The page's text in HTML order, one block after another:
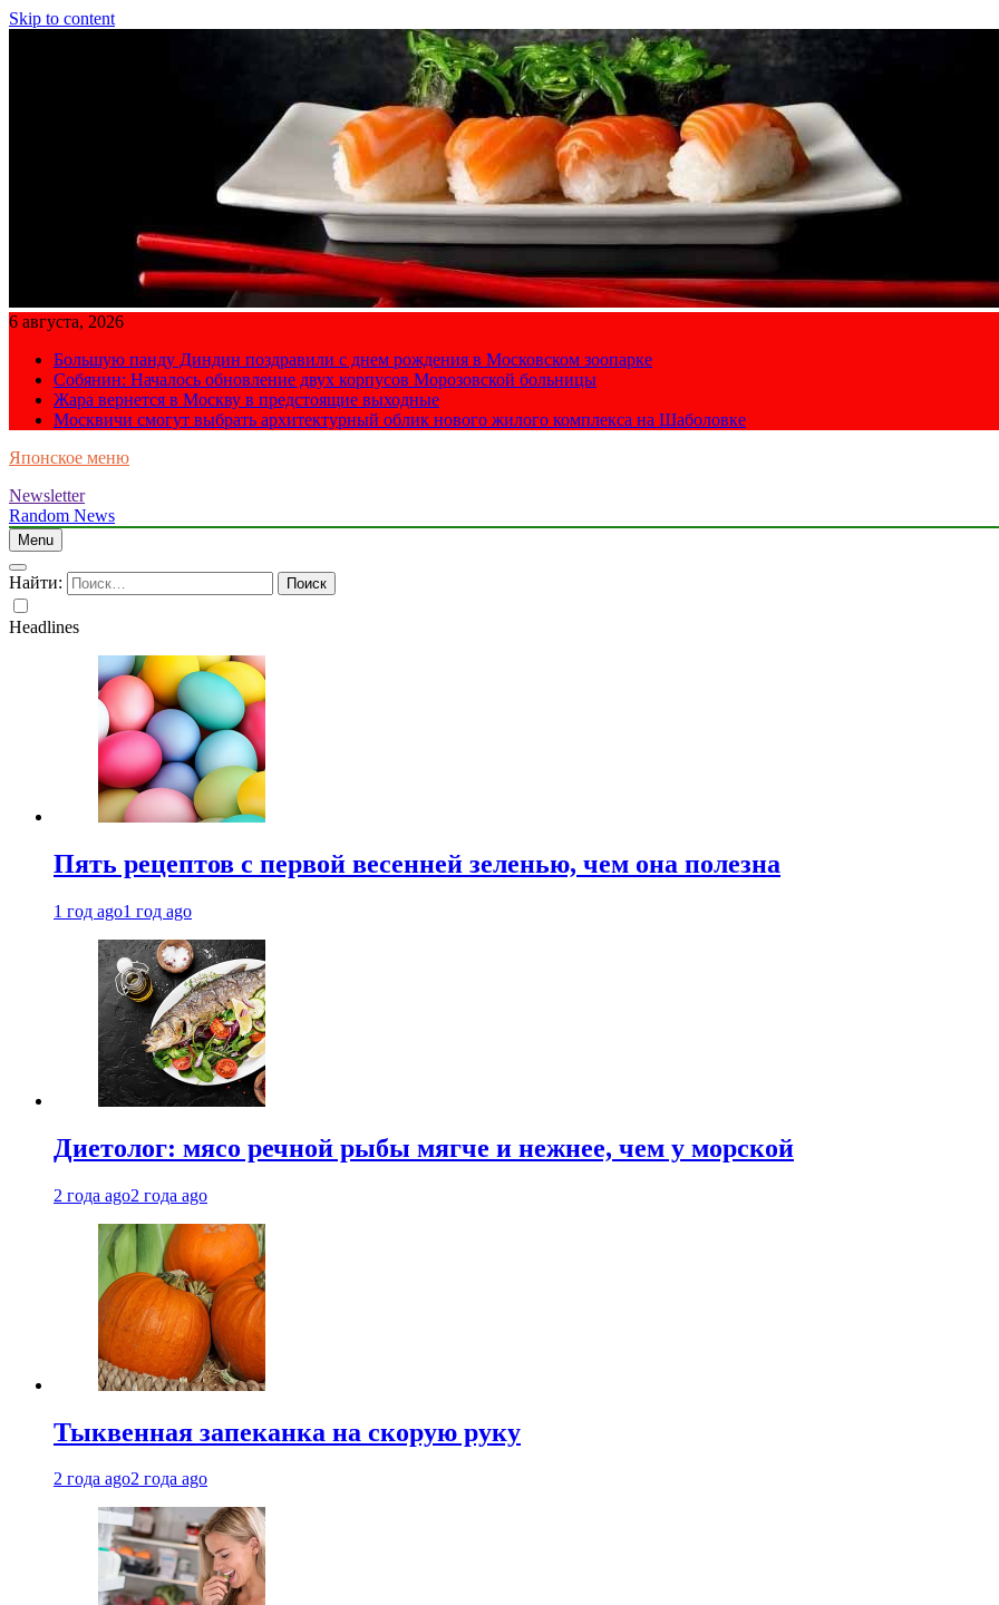
Skip to content
6 августа, 2026
Большую панду Диндин поздравили с днем рождения в Московском зоопарке
Собянин: Началось обновление двух корпусов Морозовской больницы
Жара вернется в Москву в предстоящие выходные
Москвичи смогут выбрать архитектурный облик нового жилого комплекса на Шаболовке
Японское меню
Newsletter
Random News
Menu
Найти:
Headlines
Пять рецептов с первой весенней зеленью, чем она полезна
1 год ago1 год ago
Диетолог: мясо речной рыбы мягче и нежнее, чем у морской
2 года ago2 года ago
Тыквенная запеканка на скорую руку
2 года ago2 года ago